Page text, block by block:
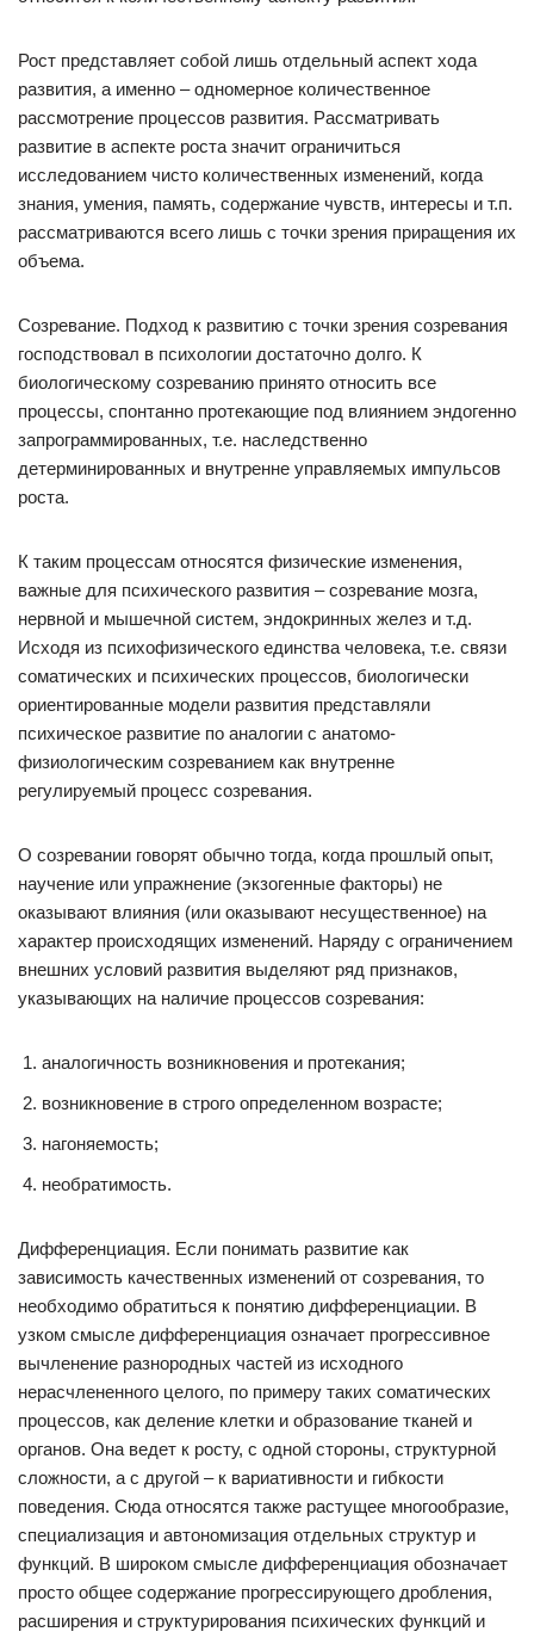
Рост представляет собой лишь отдельный аспект хода
развития, а именно – одномерное количественное
рассмотрение процессов развития. Рассматривать
развитие в аспекте роста значит ограничиться
исследованием чисто количественных изменений, когда
знания, умения, память, содержание чувств, интересы и т.п.
рассматриваются всего лишь с точки зрения приращения их
объема.
Созревание. Подход к развитию с точки зрения созревания
господствовал в психологии достаточно долго. К
биологическому созреванию принято относить все
процессы, спонтанно протекающие под влиянием эндогенно
запрограммированных, т.е. наследственно
детерминированных и внутренне управляемых импульсов
роста.
К таким процессам относятся физические изменения,
важные для психического развития – созревание мозга,
нервной и мышечной систем, эндокринных желез и т.д.
Исходя из психофизического единства человека, т.е. связи
соматических и психических процессов, биологически
ориентированные модели развития представляли
психическое развитие по аналогии с анатомо-
физиологическим созреванием как внутренне
регулируемый процесс созревания.
О созревании говорят обычно тогда, когда прошлый опыт,
научение или упражнение (экзогенные факторы) не
оказывают влияния (или оказывают несущественное) на
характер происходящих изменений. Наряду с ограничением
внешних условий развития выделяют ряд признаков,
указывающих на наличие процессов созревания:
аналогичность возникновения и протекания;
возникновение в строго определенном возрасте;
нагоняемость;
необратимость.
Дифференциация. Если понимать развитие как
зависимость качественных изменений от созревания, то
необходимо обратиться к понятию дифференциации. В
узком смысле дифференциация означает прогрессивное
вычленение разнородных частей из исходного
нерасчлененного целого, по примеру таких соматических
процессов, как деление клетки и образование тканей и
органов. Она ведет к росту, с одной стороны, структурной
сложности, а с другой – к вариативности и гибкости
поведения. Сюда относятся также растущее многообразие,
специализация и автономизация отдельных структур и
функций. В широком смысле дифференциация обозначает
просто общее содержание прогрессирующего дробления,
расширения и структурирования психических функций и